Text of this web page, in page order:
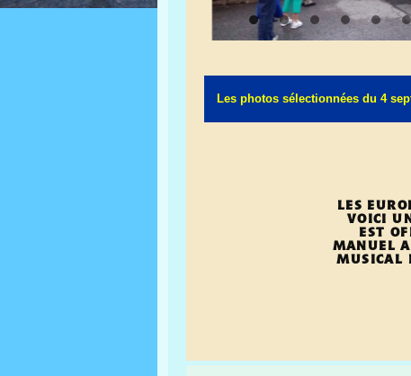
Les photos sélectionnées du 4
LES
VOICI
EST
MANUEL
MUSICAL